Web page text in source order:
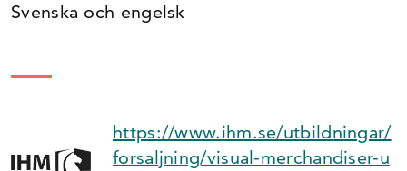
Svenska och engelsk
https://www.ihm.se/utbildningar/
forsaljning/visual-merchandiser-u